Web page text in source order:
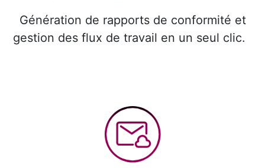
Génération de rapports de conformité et
gestion des flux de travail en un seul clic.